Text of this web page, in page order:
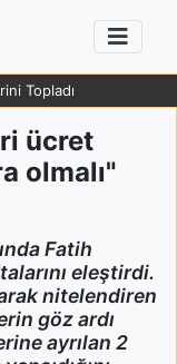
Topladı
ücret
olmalı"
Fatih
eleştirdi.
nitelendiren
göz ardı
ayrılan 2